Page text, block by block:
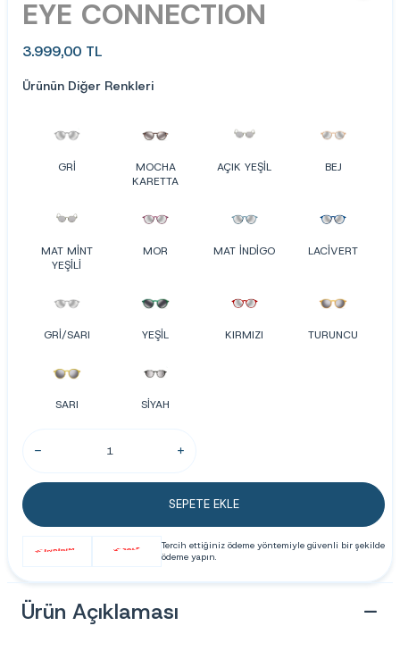
EYE CONNECTION
3.999,00 TL
Ürünün Diğer Renkleri
GRİ
MOCHA
KARETTA
AÇIK YEŞİL BEJ
MAT MİNT
YEŞİLİ
MOR MAT İNDİGO LACİVERT
GRİ/SARI YEŞİL KIRMIZI TURUNCU
SARI SİYAH
SEPETE EKLE
Tercih ettiğiniz ödeme yöntemiyle güvenli bir şekilde
ödeme yapın.
Ürün Açıklaması